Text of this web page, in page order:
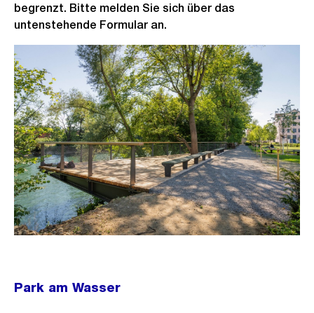
begrenzt. Bitte melden Sie sich über das
untenstehende Formular an.
Park am Wasser